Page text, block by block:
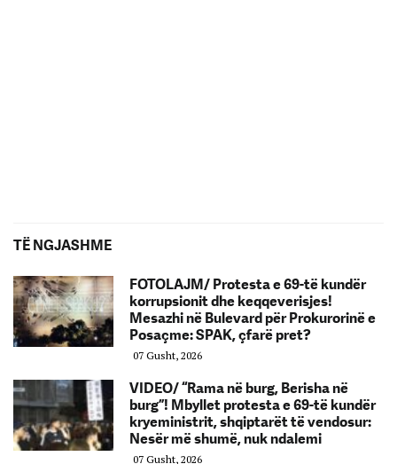
TË NGJASHME
FOTOLAJM/ Protesta e 69-të kundër
korrupsionit dhe keqqeverisjes!
Mesazhi në Bulevard për Prokurorinë e
Posaçme: SPAK, çfarë pret?
07 Gusht, 2026
VIDEO/ “Rama në burg, Berisha në
burg”! Mbyllet protesta e 69-të kundër
kryeministrit, shqiptarët të vendosur:
Nesër më shumë, nuk ndalemi
07 Gusht, 2026